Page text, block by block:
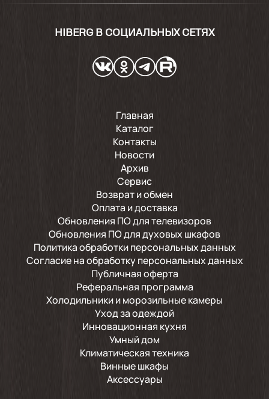
HIBERG В СОЦИАЛЬНЫХ СЕТЯХ
Главная
Каталог
Контакты
Новости
Архив
Сервис
Возврат и обмен
Оплата и доставка
Обновления ПО для телевизоров
Обновления ПО для духовых шкафов
Политика обработки персональных данных
Согласие на обработку персональных данных
Публичная оферта
Реферальная программа
Холодильники и морозильные камеры
Уход за одеждой
Инновационная кухня
Умный дом
Климатическая техника
Винные шкафы
Аксессуары